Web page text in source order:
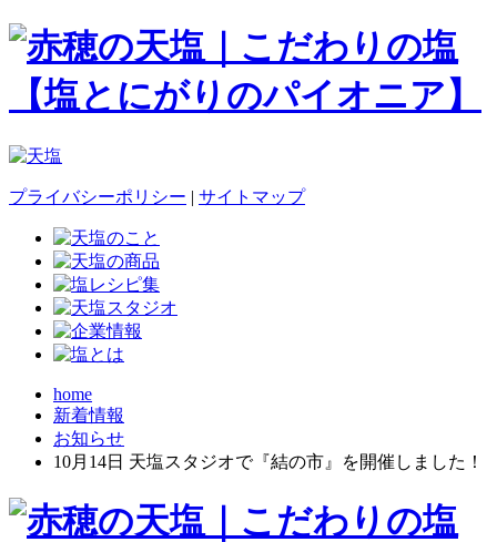
プライバシーポリシー | サイトマップ
home
新着情報
お知らせ
10月14日 天塩スタジオで『結の市』を開催しました！